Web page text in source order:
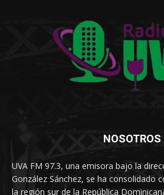
NOSOTROS
UVA FM 97.3, una emisora bajo la
González Sánchez, se ha consolidado
la región sur de la República